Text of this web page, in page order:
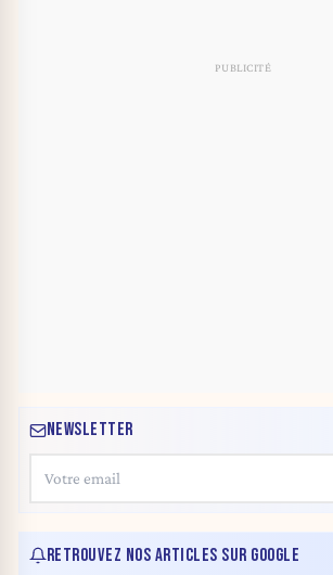
NEWSLETTER
RETROUVEZ NOS ARTICLES SUR GOOGLE